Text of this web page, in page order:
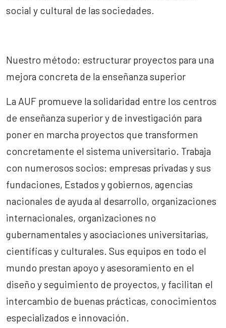
social y cultural de las sociedades.
Nuestro método: estructurar proyectos para una
mejora concreta de la enseñanza superior
La AUF promueve la solidaridad entre los centros
de enseñanza superior y de investigación para
poner en marcha proyectos que transformen
concretamente el sistema universitario. Trabaja
con numerosos socios: empresas privadas y sus
fundaciones, Estados y gobiernos, agencias
nacionales de ayuda al desarrollo, organizaciones
internacionales, organizaciones no
gubernamentales y asociaciones universitarias,
científicas y culturales. Sus equipos en todo el
mundo prestan apoyo y asesoramiento en el
diseño y seguimiento de proyectos, y facilitan el
intercambio de buenas prácticas, conocimientos
especializados e innovación.